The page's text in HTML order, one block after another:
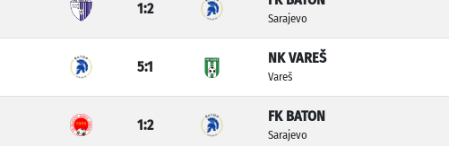
1:2
Sarajevo
5:1
NK VAREŠ
Vareš
1:2
FK BATON
Sarajevo